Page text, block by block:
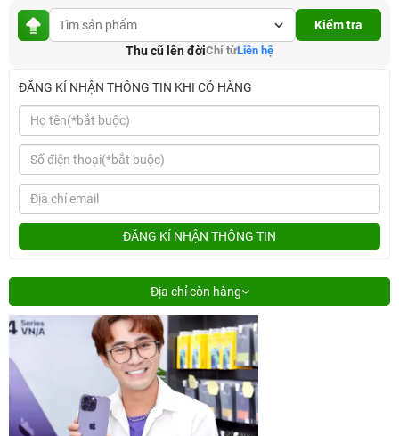
Kiểm tra
Thu cũ lên đờiChỉ từLiên hệ
ĐĂNG KÍ NHẬN THÔNG TIN KHI CÓ HÀNG
ĐĂNG KÍ NHẬN THÔNG TIN
Địa chỉ còn hàng